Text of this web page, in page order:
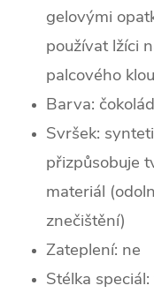
gelovými
používat lžíci
palcového
Barva:
Svršek:
přizpůsobuje
materiál
znečištění)
Zateplení: ne
Stélka